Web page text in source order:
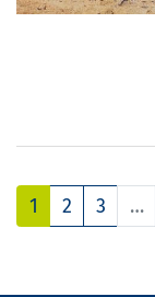
1 2 3 …